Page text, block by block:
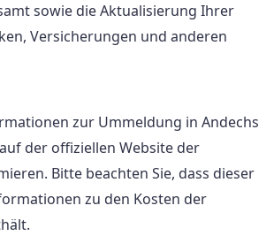
sowie die Aktualisierung Ihrer
Versicherungen und anderen
zur Ummeldung in Andechs
der offiziellen Website der
Bitte beachten Sie, dass dieser
zu den Kosten der